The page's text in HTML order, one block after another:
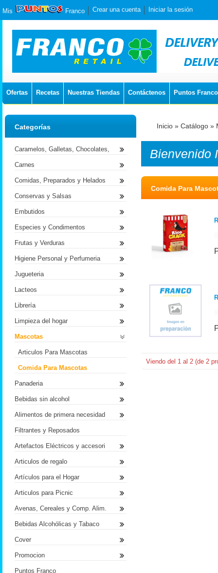
Mis Franco Crear una cuenta Iniciar la sesión
Ofertas Recetas Nuestras Tiendas Contáctenos Puntos Franco
Inicio » Catálogo »
Bienvenido
Comida Para
Viendo del 1 al 2 (de 2
Categorías
Caramelos, Galletas, Chocolates,
Carnes
Comidas, Preparados y Helados
Conservas y Salsas
Embutidos
Especies y Condimentos
Frutas y Verduras
Higiene Personal y Perfumeria
Jugueteria
Lacteos
Librería
Limpieza del hogar
Mascotas
Articulos Para Mascotas
Comida Para Mascotas
Panaderia
Bebidas sin alcohol
Alimentos de primera necesidad
Filtrantes y Reposados
Artefactos Eléctricos y accesori
Articulos de regalo
Artículos para el Hogar
Articulos para Picnic
Avenas, Cereales y Comp. Alim.
Bebidas Alcohólicas y Tabaco
Cover
Promocion
Puntos Franco